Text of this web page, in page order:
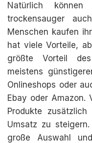
Natürlich
trockensauger
Menschen kaufen
hat viele Vorteile,
größte Vorteil
meistens
Onlineshops oder
Ebay oder Amazon.
Produkte
Umsatz zu
große Auswahl